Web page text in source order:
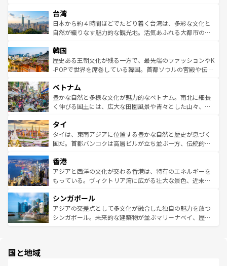
情報は
人々、おいしいローカルフードやハワイアンミュージッ
ク、伝統的なフラダンスなど、すべてがハワイの魅力を彩
っている。訪れるたびに新しい発見と感動が待っているハ
はコンテンツ一覧
リアリーフや大陸中央部にそびえるウルル（エアーズロッ
ク）、タスマニアの美しい原生林やケアンズの熱帯雨林な
ど、見どころがたくさん。また、カフェやワイン、オージ
いる。アクティビティも充実しており、サーフィンやダイ
ビング、ハイキングなど、アウトドア好きにはたまらな
い。オーストラリアの多彩な魅力を存分に味わいつくそ
参照してほしい。
台湾
日本から約４時間ほどでたどり着く台湾は、多彩な文化と
自然が織りなす魅力的な観光地。活気あふれる大都市の台
ン）、静ひつな山岳地帯である台湾東部など、都市の喧騒
と山間の静けさが共存しており、訪れる人に新しい発見と
驚きをもたらしてくれる。また、奥深い台湾の食文化も魅
容にもいいと評判のスイーツなど、バラエティ豊かな料理
が味わえる。 なお、新着の台湾情報は コンテンツ一覧を参
照してほしい。
韓国
歴史ある王朝文化が残る一方で、最先端のファッションやK
-POPで世界を席巻している韓国。首都ソウルの宮殿や伝統
き、地方に足を延ばせば四季折々の自然美を楽しむことが
できる。そして、キムチや焼肉、絶品のストリートフード
まで、さまざまな韓国料理が待っている。夜には、韓国な
リティに包まれながら、韓国の多彩な魅力を心ゆくまで味
わってみてほしい。 なお、新着の韓国情報はコンテンツ一
覧を参照してほしい。
ベトナム
豊かな自然と多様な文化が魅力的なベトナム。南北に細長
く伸びる国土には、広大な田園風景や青々とした山々、世
急速な発展と共に伝統が息づく。ハノイの古い町並みやホ
ーチミン市のフランス統治時代の建物も、独特の雰囲気を
醸し出している。また、バラエティの豊かさとおいしさで
とつ。フォーやバインミー、ベトナムコーヒーなどは、ぜ
ひ現地で味わいたい。どの地域を訪れてもあたたかい人々
が旅行者を迎えてくれるので、きっと忘れられない旅にな
参照してほしい。
タイ
タイは、東南アジアに位置する豊かな自然と歴史が息づく
国だ。首都バンコクは高層ビルが立ち並ぶ一方、伝統的な
の活気が交差している。北部ではチェンマイなどの山岳地
帯で自然と触れ合い、南部ではプーケットやクラビの美し
いビーチでリゾート気分を楽しむことができる。タイ料理
激する。気候は一年中温暖で、どの季節にも異なる楽しみ
が待っている。親しみやすいタイの人々、仏教を中心とし
た文化、そして多様な観光資源が、訪れる旅人を魅了し続
香港
アジアと西洋の文化が交わる香港は、特有のエネルギーを
もっている。ヴィクトリア湾に広がる壮大な景色、近未来
み、どこを訪れても感動するはず。観光スポットが密集し
ており、効率よく見どころを回れるのも魅力。息をのむよ
うな絶景から文化的な体験まで、香港を存分に楽しみ尽く
シンガポール
アジアの交差点として多文化が融合した独自の魅力を放つ
シンガポール。未来的な建築物が並ぶマリーナベイ、歴史
国と地域